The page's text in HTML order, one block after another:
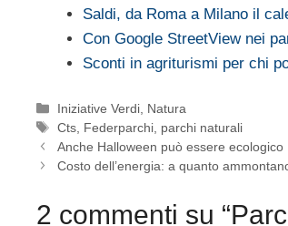
Saldi, da Roma a Milano il
Con Google StreetView nei
Sconti in agriturismi per chi
Categorie
Iniziative Verdi Natura
Tag
Cts Federparchi parchi naturali
Anche Halloween può essere ecologico
Costo dell’energia: a quanto
2 commenti su